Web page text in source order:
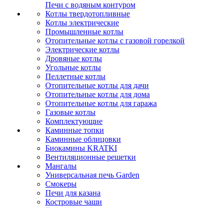
Печи с водяным контуром
Котлы твердотопливные
Котлы электрические
Промышленные котлы
Отопительные котлы с газовой горелкой
Электрические котлы
Дровяные котлы
Угольные котлы
Пеллетные котлы
Отопительные котлы для дачи
Отопительные котлы для дома
Отопительные котлы для гаража
Газовые котлы
Комплектующие
Каминные топки
Каминные облицовки
Биокамины KRATKI
Вентиляционные решетки
Мангалы
Универсальная печь Garden
Смокеры
Печи для казана
Костровые чаши